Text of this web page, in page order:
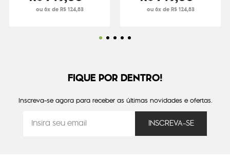
ou 6x de R$ 124,83 ou 6x de R$ 124,83
FIQUE POR DENTRO!
Inscreva-se agora para receber as últimas novidades e ofertas.